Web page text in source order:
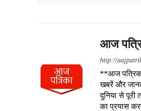
आज
http://
**आज
खबरें और
दुनिया से
का प्रयास